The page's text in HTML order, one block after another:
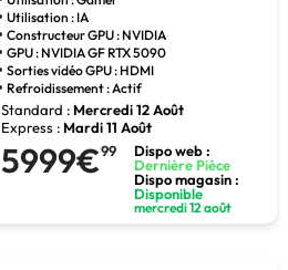
Utilisation : IA
Constructeur GPU : NVIDIA
GPU : NVIDIA GF RTX 5090
Sorties vidéo GPU : HDMI
Refroidissement : Actif
Standard : Mercredi 12 Août
Express : Mardi 11 Août
5999€99
Dispo web :
Dernière Pièce
Dispo magasin :
Disponible
mercredi 12 août